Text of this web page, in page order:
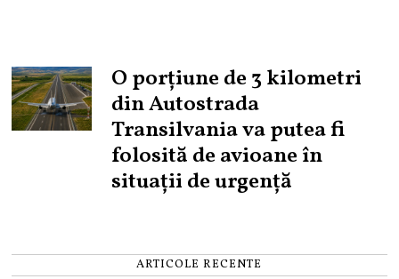
O porțiune de 3 kilometri
din Autostrada
Transilvania va putea fi
folosită de avioane în
situații de urgență
ARTICOLE RECENTE